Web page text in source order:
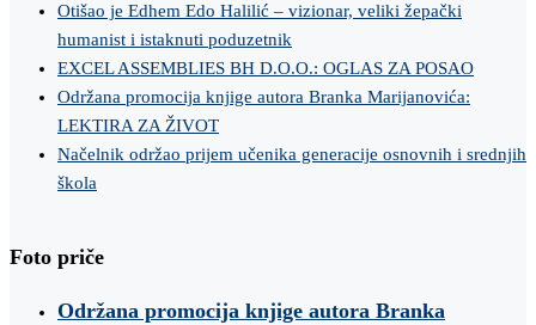
Otišao je Edhem Edo Halilić – vizionar, veliki žepački
humanist i istaknuti poduzetnik
EXCEL ASSEMBLIES BH D.O.O.: OGLAS ZA POSAO
Održana promocija knjige autora Branka Marijanovića:
LEKTIRA ZA ŽIVOT
Načelnik održao prijem učenika generacije osnovnih i srednjih
škola
Foto priče
Održana promocija knjige autora Branka